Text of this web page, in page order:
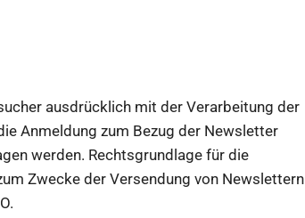
ausdrücklich mit der Verarbeitung der
Anmeldung zum Bezug der Newsletter
werden. Rechtsgrundlage für die
Zwecke der Versendung von Newslettern